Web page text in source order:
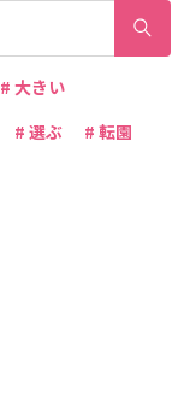
# 大きい
# 選ぶ # 転園